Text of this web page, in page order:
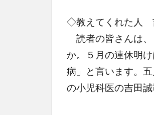
◇教えてくれた人
読者の皆さんは、
か。５月の連休明
病」と言います。
の小児科医の吉田